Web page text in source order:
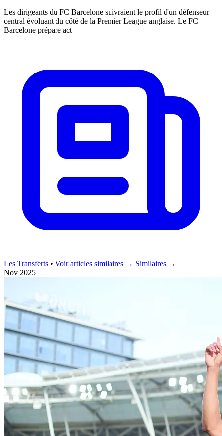
Les dirigeants du FC Barcelone suivraient le profil d'un défenseur
central évoluant du côté de la Premier League anglaise. Le FC
Barcelone prépare act
Les Transferts • Voir articles similaires → Similaires →
Nov 2025